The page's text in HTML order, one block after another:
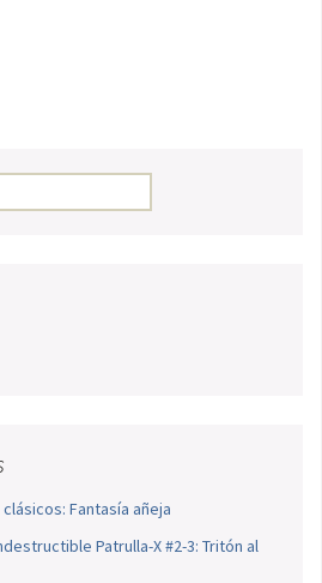
Fantasía añeja
Patrulla-X #2-3: Tritón al